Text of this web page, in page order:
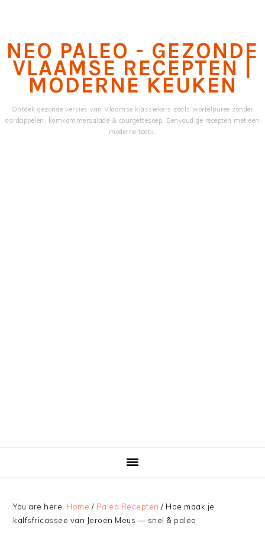
content
sidebar
NEO PALEO - GEZONDE
VLAAMSE RECEPTEN |
MODERNE KEUKEN
Ontdek gezonde versies van Vlaamse klassiekers zoals wortelpuree zonder
aardappelen, komkommersalade & courgettesoep. Eenvoudige recepten met een
moderne toets.
You are here: Home / Paleo Recepten / Hoe maak je
kalfsfricassee van Jeroen Meus — snel & paleo